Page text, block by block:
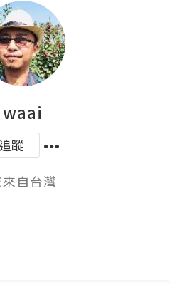
waai
追蹤
自台灣